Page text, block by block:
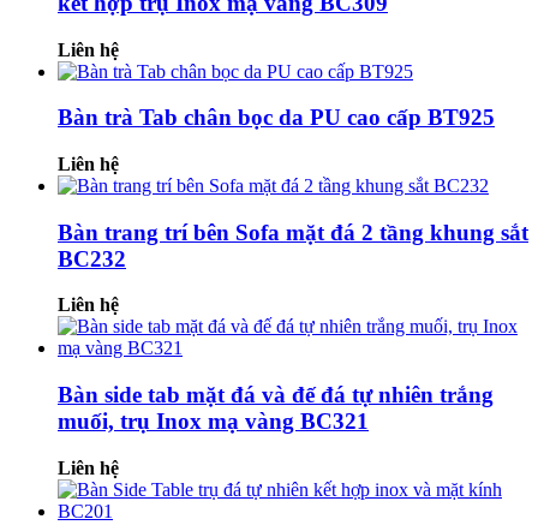
Liên hệ
Bàn trà Tab chân bọc da PU cao cấp BT925
Liên hệ
Bàn trang trí bên Sofa mặt đá 2 tầng khung sắt
BC232
Liên hệ
Bàn side tab mặt đá và đế đá tự nhiên trắng
muối, trụ Inox mạ vàng BC321
Liên hệ